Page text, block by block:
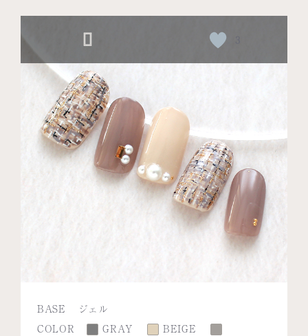
BASE
ジェル
COLOR
GRAY
BEIGE